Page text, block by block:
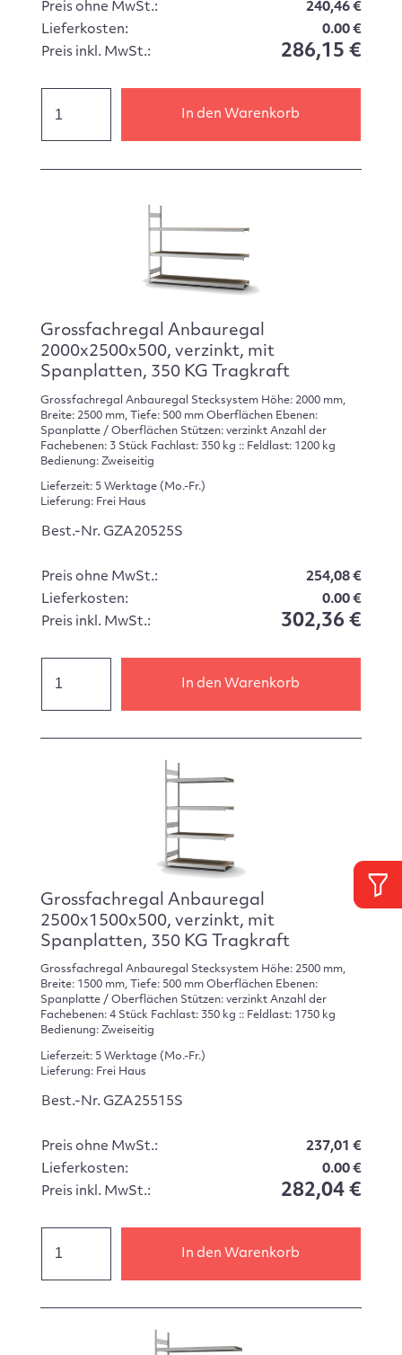
Preis ohne MwSt.:
240,46 €
Lieferkosten:
0.00 €
Preis inkl. MwSt.:
286,15 €
In den Warenkorb
Grossfachregal Anbauregal
2000x2500x500, verzinkt, mit
Spanplatten, 350 KG Tragkraft
Grossfachregal Anbauregal Stecksystem Höhe: 2000 mm,
Breite: 2500 mm, Tiefe: 500 mm Oberflächen Ebenen:
Spanplatte / Oberflächen Stützen: verzinkt Anzahl der
Fachebenen: 3 Stück Fachlast: 350 kg :: Feldlast: 1200 kg
Bedienung: Zweiseitig
Lieferzeit: 5 Werktage (Mo.-Fr.)
Lieferung: Frei Haus
Best.-Nr. GZA20525S
Preis ohne MwSt.:
254,08 €
Lieferkosten:
0.00 €
Preis inkl. MwSt.:
302,36 €
In den Warenkorb
Grossfachregal Anbauregal
2500x1500x500, verzinkt, mit
Spanplatten, 350 KG Tragkraft
Grossfachregal Anbauregal Stecksystem Höhe: 2500 mm,
Breite: 1500 mm, Tiefe: 500 mm Oberflächen Ebenen:
Spanplatte / Oberflächen Stützen: verzinkt Anzahl der
Fachebenen: 4 Stück Fachlast: 350 kg :: Feldlast: 1750 kg
Bedienung: Zweiseitig
Lieferzeit: 5 Werktage (Mo.-Fr.)
Lieferung: Frei Haus
Best.-Nr. GZA25515S
Preis ohne MwSt.:
237,01 €
Lieferkosten:
0.00 €
Preis inkl. MwSt.:
282,04 €
In den Warenkorb